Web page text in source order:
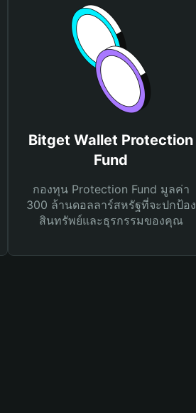
Bitget Wallet Protection
Fund
กองทุน Protection Fund มูลค่า
300 ล้านดอลลาร์สหรัฐที่จะปกป้อง
สินทรัพย์และธุรกรรมของคุณ